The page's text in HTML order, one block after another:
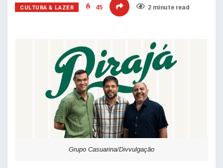
CULTURA & LAZER 45 2 minute read
Grupo Casuarina/Divvulgação